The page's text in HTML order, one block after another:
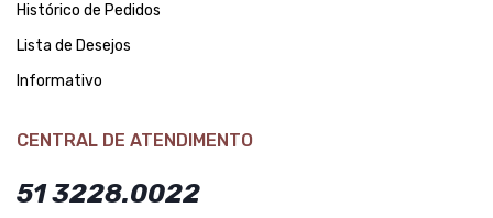
Histórico de Pedidos
Lista de Desejos
Informativo
CENTRAL DE ATENDIMENTO
51 3228.0022